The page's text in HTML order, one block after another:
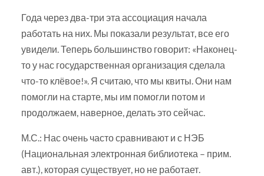
Года через два-три эта ассоциация начала
работать на них. Мы показали результат, все его
увидели. Теперь большинство говорит: «Наконец-
то у нас государственная организация сделала
что-то клёвое!». Я считаю, что мы квиты. Они нам
помогли на старте, мы им помогли потом и
продолжаем, наверное, делать это сейчас.
М.С.: Нас очень часто сравнивают и с НЭБ
(Национальная электронная библиотека – прим.
авт.), которая существует, но не работает.